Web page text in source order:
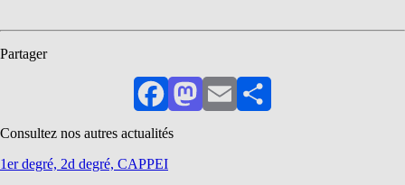
Partager
FacebookMastodon
EmailPartager
Consultez nos autres actualités
1er degré, 2d degré, CAPPEI